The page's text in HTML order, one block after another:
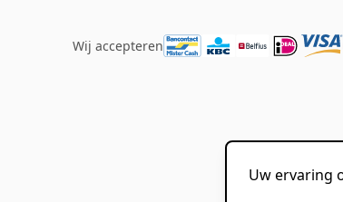
Wij accepteren
Uw ervaring